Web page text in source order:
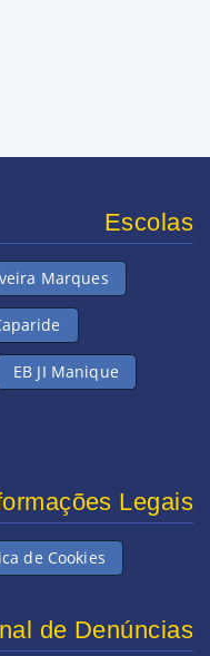
Escolas
Marques
EB JI Manique
Legais
de Cookies
de Denúncias